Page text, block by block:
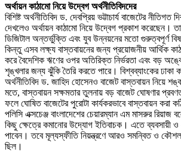
অর্থায়ন কাঠামো নিয়ে উদ্বেগ অর্থনীতিবিদদের
বিশিষ্ট অর্থনীতিবিদ ড. দেবপ্রিয় ভট্টাচার্য বাজেটের নীতিগত
দেখলেও অর্থায়ন কাঠামো নিয়ে উদ্বেগ প্রকাশ করেছেন।
ডিজিটাল অন্তর্ভুক্তি এবং যুব উন্নয়নের মতো গুরুত্বপূর্ণ
কিন্তু এসব লক্ষ্য বাস্তবায়নের জন্য প্রয়োজনীয় আর্থিক
করে বৈদেশিক ঋণের ওপর অতিরিক্ত নির্ভরতা এবং বড়
শৃঙ্খলার জন্য ঝুঁকি তৈরি করতে পারে। বিশ্বব্যাংকের ঢাকা
অর্থনীতিবিদ ড. জাহিদ হোসেনও বাজেট বাস্তবায়ন নিয়ে
মতে, বাস্তবায়ন সক্ষমতার তুলনায় বড় বাজেট ঘোষণার
ফলে ঘোষিত বাজেটের পুরোটা কার্যকরভাবে বাস্তবায়ন করা
পলিসি এক্সচেঞ্জ বাংলাদেশের চেয়ারম্যান এম মাসরুর রিয়াজ
কিছু ক্ষেত্রে কমানোর উদ্যোগ ইতিবাচক। এতে ব্যবসায়ী ও
পাবেন। তবে মূল্যস্ফীতি নিয়ন্ত্রণে আরও সমন্বিত ও
ছিল।